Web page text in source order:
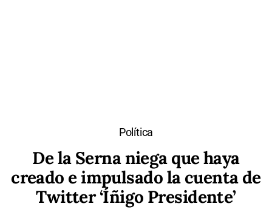
Política
De la Serna niega que haya
creado e impulsado la cuenta de
Twitter ‘Íñigo Presidente’